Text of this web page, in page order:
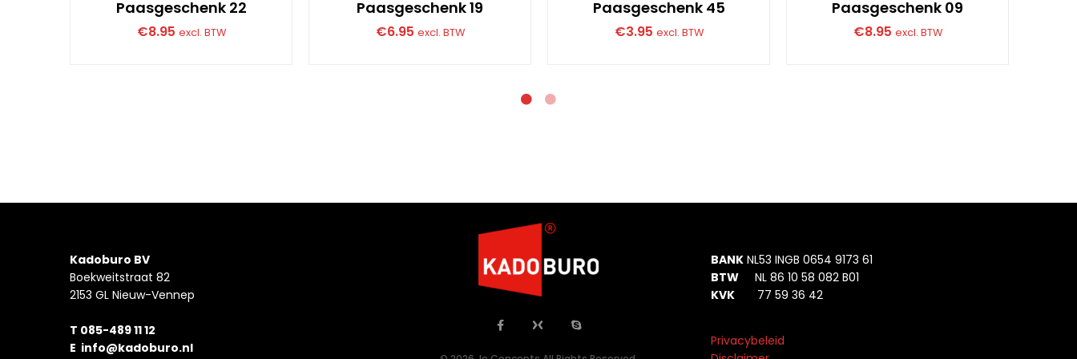
Paasgeschenk 22
€8.95 excl. BTW
Paasgeschenk 19
€6.95 excl. BTW
Paasgeschenk 45
€3.95 excl. BTW
Paasgeschenk 09
€8.95 excl. BTW
Kadoburo BV
Boekweitstraat 82
2153 GL Nieuw-Vennep
T 085-489 11 12
E info@kadoburo.nl
BANK NL53 INGB 0654 9173 61
BTW NL 86 10 58 082 B01
KVK 77 59 36 42
Privacybeleid